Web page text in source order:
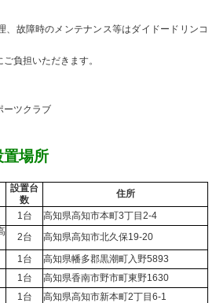
、故障時のメンテナンス等はダイドードリンコ
負担いただきます。
ーツクラブ
場所
設置台
数
住所
1台
高知県高知市本町3丁目2-4
2台 高知県高知市北久保19-20
1台
高知県幡多郡黒潮町入野5893
1台
高知県香南市野市町東野1630
1台
高知県高知市新本町2丁目6-1